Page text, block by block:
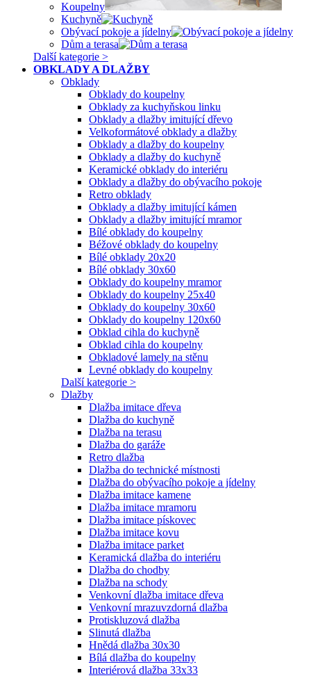
Koupelny
Kuchyně
Obývací pokoje a jídelny
Dům a terasa
Další kategorie >
OBKLADY A DLAŽBY
Obklady
Obklady do koupelny
Obklady za kuchyňskou linku
Obklady a dlažby imitující dřevo
Velkoformátové obklady a dlažby
Obklady a dlažby do koupelny
Obklady a dlažby do kuchyně
Keramické obklady do interiéru
Obklady a dlažby do obývacího pokoje
Retro obklady
Obklady a dlažby imitující kámen
Obklady a dlažby imitující mramor
Bílé obklady do koupelny
Béžové obklady do koupelny
Bílé obklady 20x20
Bílé obklady 30x60
Obklady do koupelny mramor
Obklady do koupelny 25x40
Obklady do koupelny 30x60
Obklady do koupelny 120x60
Obklad cihla do kuchyně
Obklad cihla do koupelny
Obkladové lamely na stěnu
Levné obklady do koupelny
Další kategorie >
Dlažby
Dlažba imitace dřeva
Dlažba do kuchyně
Dlažba na terasu
Dlažba do garáže
Retro dlažba
Dlažba do technické místnosti
Dlažba do obývacího pokoje a jídelny
Dlažba imitace kamene
Dlažba imitace mramoru
Dlažba imitace pískovec
Dlažba imitace kovu
Dlažba imitace parket
Keramická dlažba do interiéru
Dlažba do chodby
Dlažba na schody
Venkovní dlažba imitace dřeva
Venkovní mrazuvzdorná dlažba
Protiskluzová dlažba
Slinutá dlažba
Hnědá dlažba 30x30
Bílá dlažba do koupelny
Interiérová dlažba 33x33